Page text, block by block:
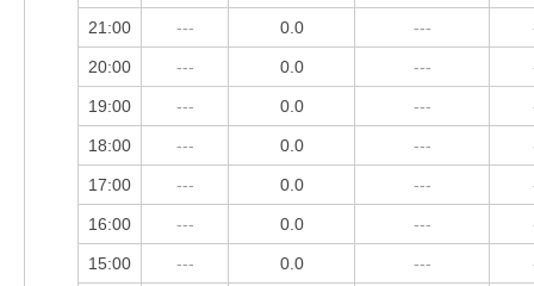
21:00 --- 0.0 ---
20:00 --- 0.0 ---
19:00 --- 0.0 ---
18:00 --- 0.0 ---
17:00 --- 0.0 ---
16:00 --- 0.0 ---
15:00 --- 0.0 ---